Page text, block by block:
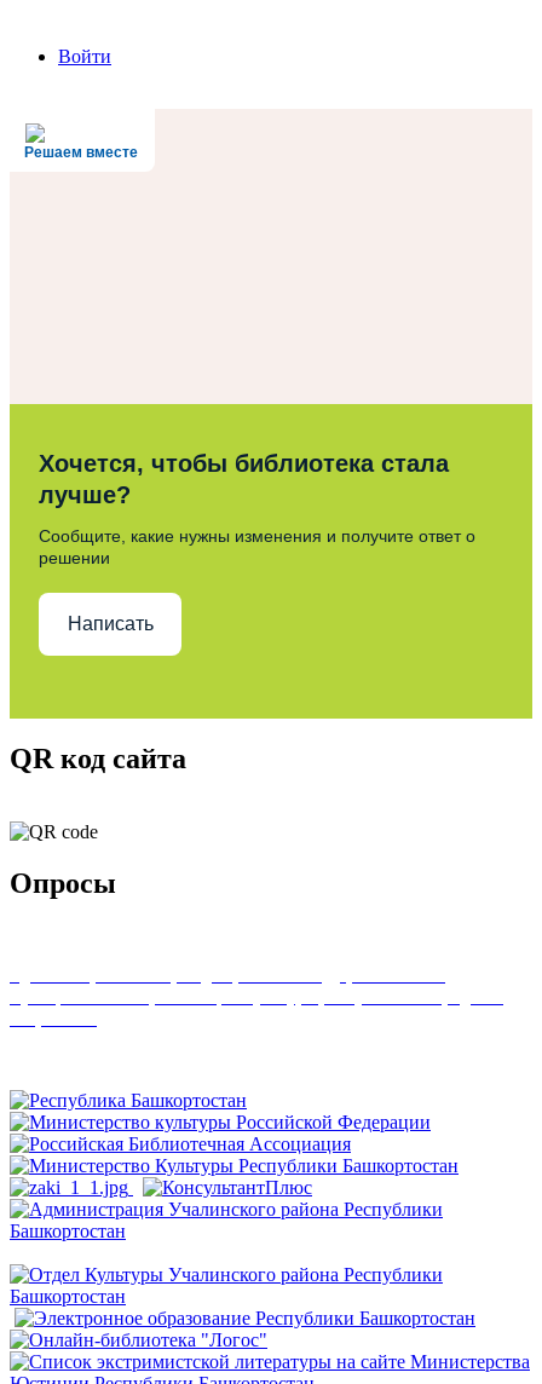
Войти
Решаем вместе
Хочется, чтобы библиотека стала
лучше?
Сообщите, какие нужны изменения и получите ответ о
решении
Написать
QR код сайта
Опросы